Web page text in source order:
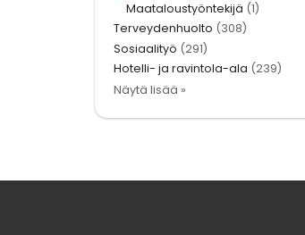
Maataloustyöntekijä (1)
Terveydenhuolto (308)
Sosiaalityö (291)
Hotelli- ja ravintola-ala (239)
Näytä lisää »